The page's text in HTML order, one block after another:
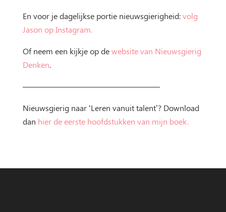
En voor je dagelijkse portie nieuwsgierigheid:volg
Jason op Instagram.
Of neem een kijkje op dewebsite van Nieuwsgierig
Denken.
—————————————————
Nieuwsgierig naar ‘Leren vanuit talent’? Download
dan hier de eerste hoofdstukken van mijn boek.